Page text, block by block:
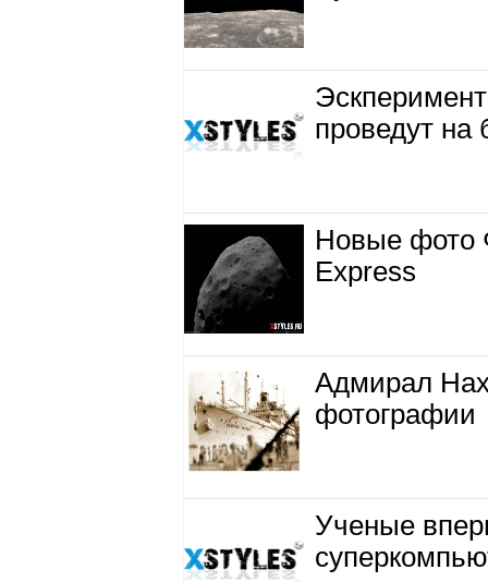
проведут на
Новые фото
Express
Адмирал
фотографии
Ученые